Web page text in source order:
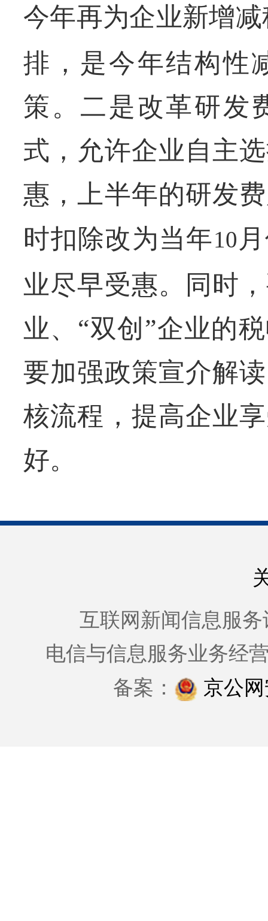
今年再为企业新增
排，是今年结构性
策。二是改革研发
式，允许企业自主
惠，上半年的研发
时扣除改为当年10
业尽早受惠。同时
业、“双创”企业的
要加强政策宣介解
核流程，提高企业
好。
互联网新闻信息服务
电信与信息服务业务经
备案：
京公网